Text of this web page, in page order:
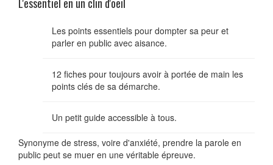
Les points essentiels pour dompter sa peur et
parler en public avec aisance.
12 fiches pour toujours avoir à portée de main les
points clés de sa démarche.
Un petit guide accessible à tous.
Synonyme de stress, voire d'anxiété, prendre la parole en
public peut se muer en une véritable épreuve.